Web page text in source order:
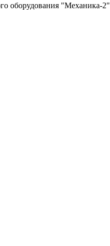
оборудования "Механика-2"